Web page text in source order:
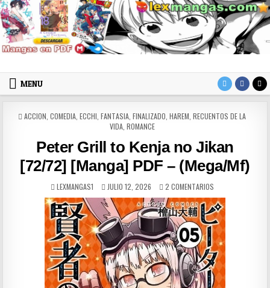
Skip to content
LexMangas
MENU
POSTED IN
ACCION COMEDIA ECCHI FANTASIA FINALIZADO HAREM RECUENTOS DE LA
VIDA, ROMANCE
Peter Grill to Kenja no Jikan
[72/72] [Manga] PDF – (Mega/Mf)
AUTHOR:
LEXMANGAS1 PUBLISHED DATE:
JULIO 12, 2026 2 COMENTARIOSEN PETER GRILL